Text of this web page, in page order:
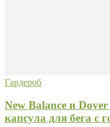
Гардероб
New Balance и
капсула для бега с